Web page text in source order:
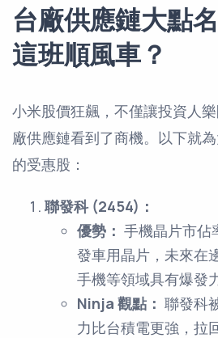
台廠供應鏈大點
這班順風車？
小米股價狂飆，不僅讓投資人
廠供應鏈看到了商機。以下就
的受惠股：
聯發科 (2454)：
優勢： 手機晶片市佔
發車用晶片，未來在
手機等領域具有爆發力
Ninja 觀點： 聯發科
力比台積電更強，拉